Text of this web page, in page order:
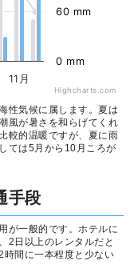
11月
0 mm
60 mm
Highcharts.com
性気候に属します。夏は
風が暑さを和らげてくれ
較的温暖ですが、夏に雨
ては5月から10月ころが
手段
が一般的です。ホテルに
2日以上のレンタルだと
時間に一本程度と少ない